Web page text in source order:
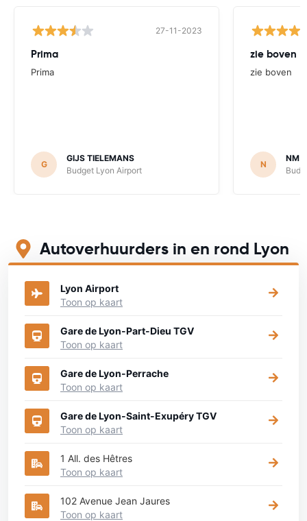
27-11-2023
Prima
Prima
G
GIJS TIELEMANS
Budget Lyon Airport
zie boven
zie boven
N
NM
Autoverhuurders in en rond Lyon
Bekijk op onderstaande kaart waar je een auto kunt huren
Lyon Airport
Toon op kaart
Gare de Lyon-Part-Dieu TGV
Toon op kaart
Gare de Lyon-Perrache
Toon op kaart
Gare de Lyon-Saint-Exupéry TGV
Toon op kaart
1 All. des Hêtres
Toon op kaart
102 Avenue Jean Jaures
Toon op kaart